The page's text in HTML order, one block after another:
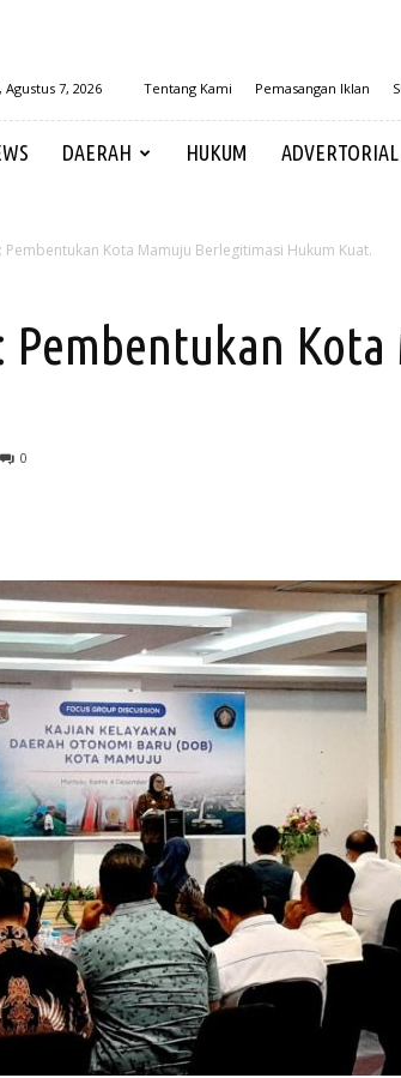
Agustus 7, 2026 Tentang Kami Pemasangan Iklan
DAERAH HUKUM ADVERTORIAL
Kota Mamuju Berlegitimasi Hukum Kuat.
0